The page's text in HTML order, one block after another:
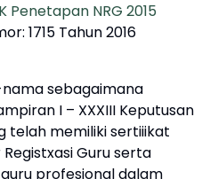
Penetapan NRG 2015
1715 Tahun 2016
sebagaimana
I – XXXIII Keputusan
telah memiliki sertiiikat
Guru serta
profesional dalam